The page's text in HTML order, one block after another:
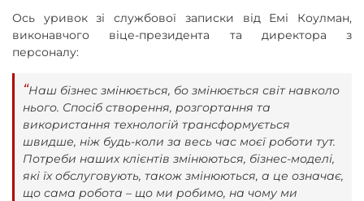
Ось уривок зі службової записки від Емі Коулман,
виконавчого віце-президента та директора з
персоналу:
Наш бізнес змінюється, бо змінюється світ навколо
нього. Спосіб створення, розгортання та
використання технологій трансформується
швидше, ніж будь-коли за весь час моєї роботи тут.
Потреби наших клієнтів змінюються, бізнес-моделі,
які їх обслуговують, також змінюються, а це означає,
що сама робота – що ми робимо, на чому ми